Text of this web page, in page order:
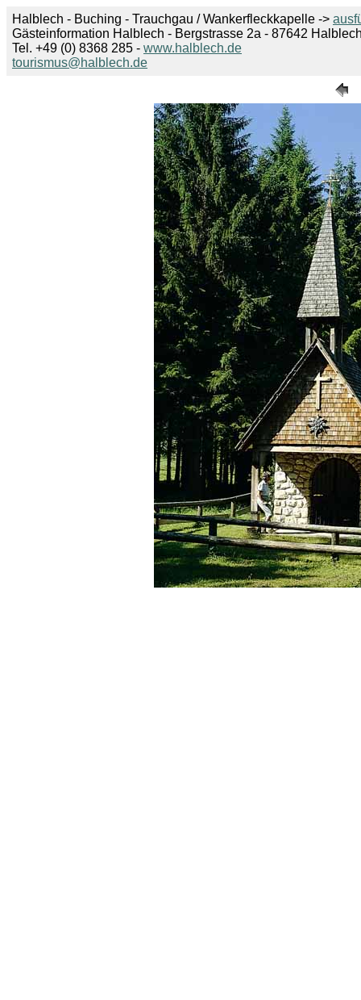
Halblech - Buching - Trauchgau / Wankerfleckkapelle ->
Gästeinformation Halblech - Bergstrasse 2a - 87642
Tel. +49 (0) 8368 285 - www.halblech.de
tourismus@halblech.de